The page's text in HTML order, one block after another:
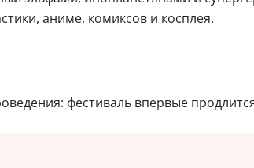
аниме, комиксов и косплея.
фестиваль впервые